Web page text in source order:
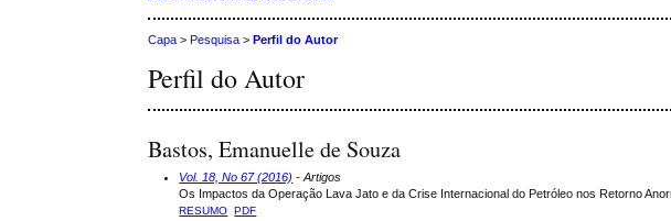
Capa >Pesquisa >Perfil do Autor
Perfil do Autor
Bastos, Emanuelle de Souza
Vol. 18, No 67 (2016) - Artigos
Os Impactos da Operação Lava Jato e da Crise Internacional do Petróleo nos Retorno
RESUMO PDF